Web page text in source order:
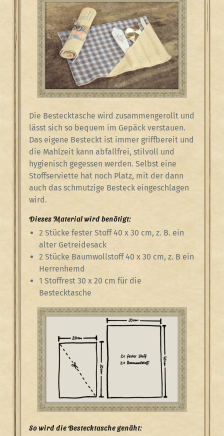
Die Bestecktasche wird zusammengerollt und
lässt sich so bequem im Gepäck verstauen.
Das eigene Besteckt ist immer griffbereit und
die Mahlzeit kann abfallfrei, stilvoll und
hygienisch gegessen werden. Selbst eine
Stoffserviette hat noch Platz, mit der dann
auch das schmutzige Besteck eingeschlagen
wird.
Dieses Material wird benötigt:
2 Stücke fester Stoff 40 x 30 cm, z. B. ein
alter Getreidesack
2 Stücke Baumwollstoff 40 x 30 cm, z. B ein
Herrenhemd
1 Stoffrest 30 x 20 cm für die
Bestecktasche
So wird die Bestecktasche genäht: